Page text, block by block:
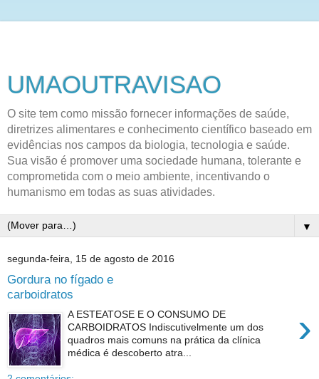
UMAOUTRAVISAO
O site tem como missão fornecer informações de saúde,
diretrizes alimentares e conhecimento científico baseado em
evidências nos campos da biologia, tecnologia e saúde.
Sua visão é promover uma sociedade humana, tolerante e
comprometida com o meio ambiente, incentivando o
humanismo em todas as suas atividades.
▼
segunda-feira, 15 de agosto de 2016
Gordura no fígado e
carboidratos
›
A ESTEATOSE E O CONSUMO DE
CARBOIDRATOS Indiscutivelmente um dos
quadros mais comuns na prática da clínica
médica é descoberto atra...